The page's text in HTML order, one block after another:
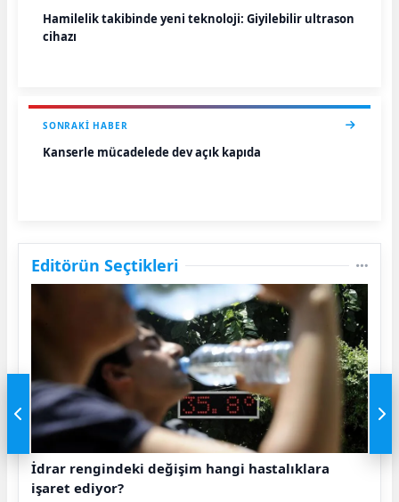
Hamilelik takibinde yeni teknoloji: Giyilebilir ultrason
cihazı
SONRAKI HABER
Kanserle mücadelede dev açık kapıda
Editörün Seçtikleri
İdrar rengindeki değişim hangi hastalıklara
işaret ediyor?